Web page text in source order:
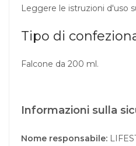
Leggere le istruzioni d'uso
Tipo di
Falcone da 200 ml.
Informazioni sulla
Nome responsabile: